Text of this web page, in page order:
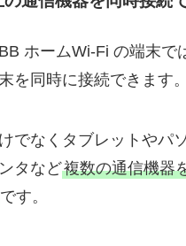
ホームWi-Fi の端末で
を同時に接続できます。
でなくタブレットやパ
タなど複数の通信機器
です。